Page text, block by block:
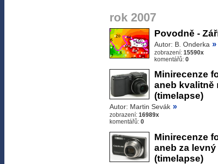
rok 2007
Povodně -
Autor: B. Onderka »
zobrazení: 15590x
komentářů: 0
Minirecenze
aneb kvalitně
(timelapse)
Autor: Martin Sevák »
zobrazení: 16989x
komentářů: 0
Minirecenze
aneb za
(timelapse)